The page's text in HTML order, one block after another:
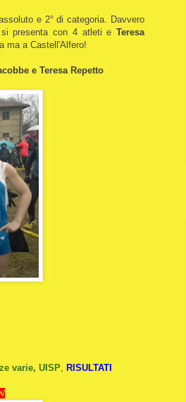
e 2° di categoria. Davvero
si presenta con 4 atleti e Teresa
ma a Castell'Alfero!
e Teresa Repetto
varie, UISP RISULTATI